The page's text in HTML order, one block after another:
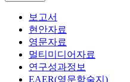
보고서
현안자료
영문자료
멀티미디어자료
연구성과정보
EAER(영문학술지)